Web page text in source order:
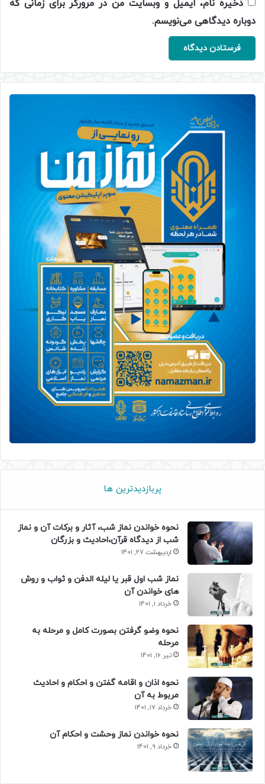
ذخیره نام، ایمیل و وبسایت من در مرورگر برای زمانی که
دوباره دیدگاهی می‌نویسم.
پربازدیدترین ها
نحوه خواندن نماز شب، آثار و برکات آن و نماز
شب از دیدگاه قرآن،احادیث و بزرگان
اردیبهشت 27, 1401
نماز شب اول قبر یا لیله الدفن و ثواب و روش
های خواندن آن
خرداد 1, 1401
نحوه وضو گرفتن بصورت کامل و مرحله به
مرحله
تیر 16, 1401
نحوه اذان و اقامه گفتن و احکام و احادیث
مربوط به آن
خرداد 17, 1401
نحوه خواندن نماز وحشت و احکام آن
خرداد 9, 1401